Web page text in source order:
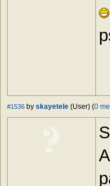
#1536 by skayetele (User) (0